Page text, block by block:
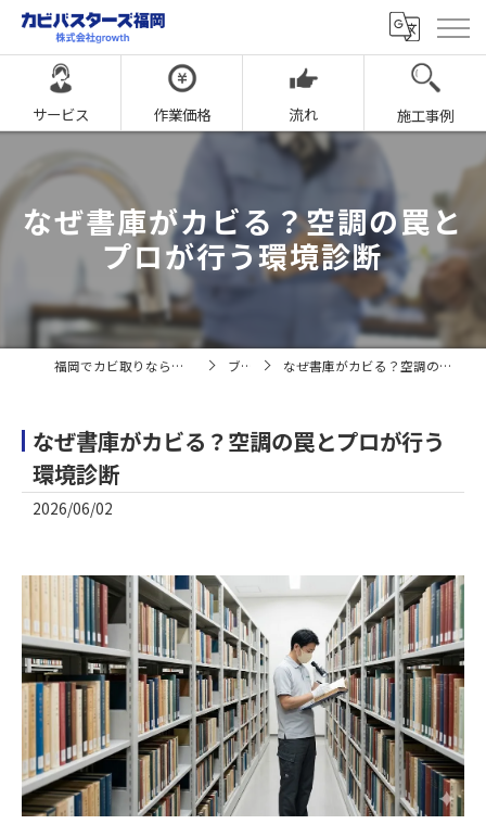
サービス 作業価格 流れ 施工事例
なぜ書庫がカビる？空調の罠と
プロが行う環境診断
福岡でカビ取りならカビバスターズ福岡 ブログ なぜ書庫がカビる？空調の罠とプロが行う環境診断
なぜ書庫がカビる？空調の罠とプロが行う
環境診断
2026/06/02